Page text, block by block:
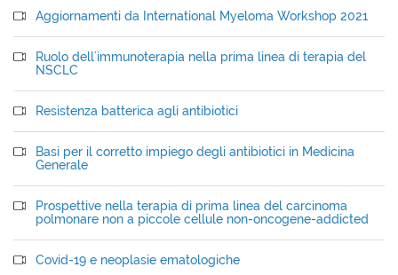
Aggiornamenti da International Myeloma Workshop 2021
Ruolo dell'immunoterapia nella prima linea di terapia del
NSCLC
Resistenza batterica agli antibiotici
Basi per il corretto impiego degli antibiotici in Medicina
Generale
Prospettive nella terapia di prima linea del carcinoma
polmonare non a piccole cellule non-oncogene-addicted
Covid-19 e neoplasie ematologiche